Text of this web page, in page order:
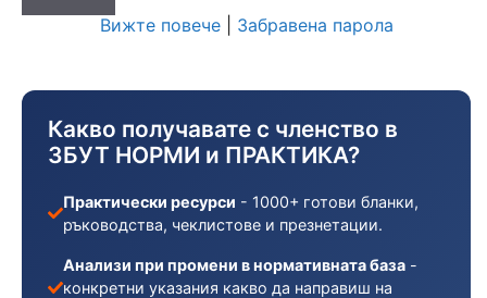
Вижте повече| Забравена парола
Какво получавате с членство в
ЗБУТ НОРМИ и ПРАКТИКА?
Практически ресурси - 1000+ готови бланки,
ръководства, чеклистове и презнетации.
Анализи при промени в нормативната база -
конкретни указания какво да направиш на